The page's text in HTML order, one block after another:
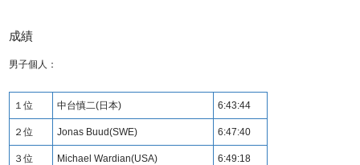
成績
男子個人：
１位 中台慎二(日本) 6:43:44
２位 Jonas Buud(SWE) 6:47:40
３位 Michael Wardian(USA) 6:49:18